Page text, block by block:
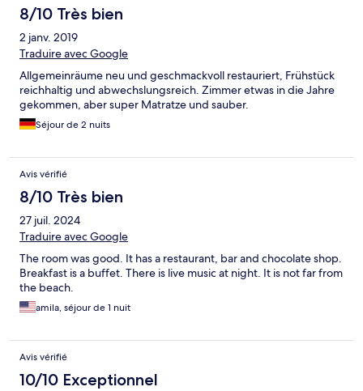
8/10 Très bien
2 janv. 2019
Traduire avec Google
Allgemeinräume neu und geschmackvoll restauriert, Frühstück
reichhaltig und abwechslungsreich. Zimmer etwas in die Jahre
gekommen, aber super Matratze und sauber.
Séjour de 2 nuits
Avis vérifié
8/10 Très bien
27 juil. 2024
Traduire avec Google
The room was good. It has a restaurant, bar and chocolate shop.
Breakfast is a buffet. There is live music at night. It is not far from
the beach.
amila, séjour de 1 nuit
Avis vérifié
10/10 Exceptionnel